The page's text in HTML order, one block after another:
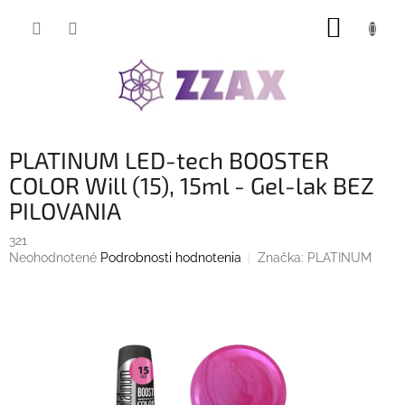
PLATINUM LED-tech BOOSTER
COLOR Will (15), 15ml - Gel-lak BEZ
PILOVANIA
321
Priemerné
Neohodnotené Podrobnosti hodnotenia Značka: PLATINUM